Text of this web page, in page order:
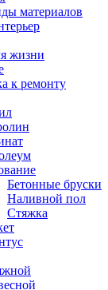
материалов
жизни
к ремонту
Бетонные бруски
Наливной пол
Стяжка